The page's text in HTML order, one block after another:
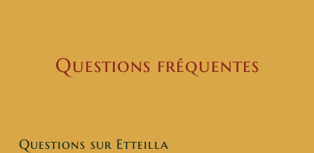
Questions fréquentes
Questions sur Etteilla